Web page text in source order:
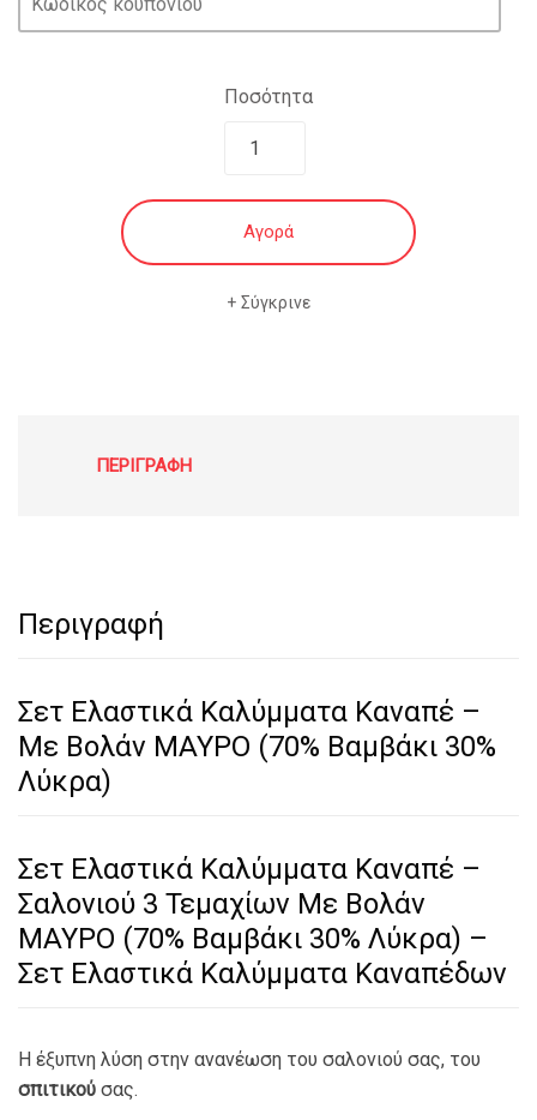
€80.90.είναι:
€21.90.Ποσότητα
Αγορά
Σύγκρινε
ΠΕΡΙΓΡΑΦΉ
Περιγραφή
Σετ Ελαστικά Καλύμματα Καναπέ –
Με Βολάν ΜΑΥΡΟ (70% Βαμβάκι 30%
Λύκρα)
Σετ Ελαστικά Καλύμματα Καναπέ –
Σαλονιού 3 Τεμαχίων Με Βολάν
ΜΑΥΡΟ (70% Βαμβάκι 30% Λύκρα) –
Σετ Ελαστικά Καλύμματα Καναπέδων
Η έξυπνη λύση στην ανανέωση του σαλονιού σας, του
σπιτικού σας.